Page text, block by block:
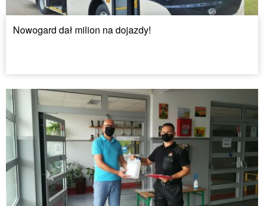
Nowogard dał milion na dojazdy!